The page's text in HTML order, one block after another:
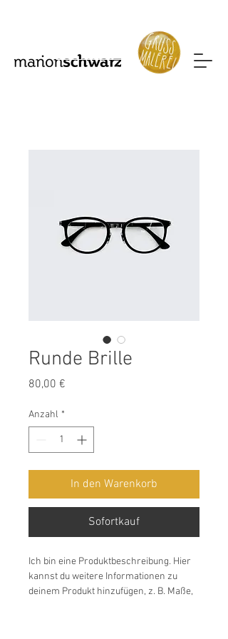
Mehr sehen
Runde Brille
80,00 €
Anzahl *
In den Warenkorb
Sofortkauf
Ich bin eine Produktbeschreibung. Hier
kannst du weitere Informationen zu
deinem Produkt hinzufügen, z. B. Maße,